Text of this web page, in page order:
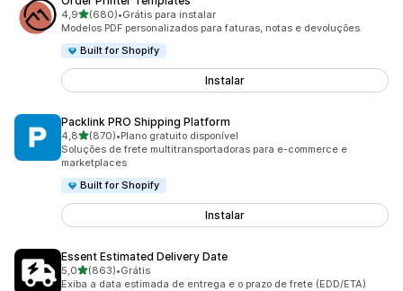
4,9de 5 estrelas
(680)
680 avaliações ao todo
•Grátis para instalar
Modelos PDF personalizados para faturas, notas e devoluções.
Built for Shopify
Instalar
Packlink PRO Shipping Platform
4,8de 5 estrelas
(870)
870 avaliações ao todo
•Plano gratuito disponível
Soluções de frete multitransportadoras para e-commerce e
marketplaces
Built for Shopify
Instalar
Essent Estimated Delivery Date
5,0de 5 estrelas
(863)
863 avaliações ao todo
•Grátis
Exiba a data estimada de entrega e o prazo de frete (EDD/ETA)